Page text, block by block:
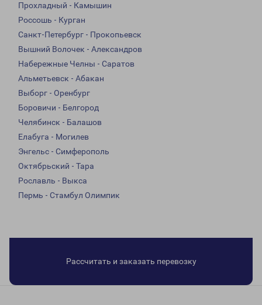
Прохладный - Камышин
Россошь - Курган
Санкт-Петербург - Прокопьевск
Вышний Волочек - Александров
Набережные Челны - Саратов
Альметьевск - Абакан
Выборг - Оренбург
Боровичи - Белгород
Челябинск - Балашов
Елабуга - Могилев
Энгельс - Симферополь
Октябрьский - Тара
Рославль - Выкса
Пермь - Стамбул Олимпик
Рассчитать и заказать перевозку